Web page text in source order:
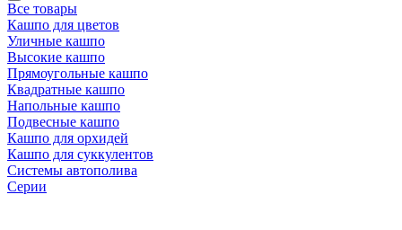
Все товары
Кашпо для цветов
Уличные кашпо
Высокие кашпо
Прямоугольные кашпо
Квадратные кашпо
Напольные кашпо
Подвесные кашпо
Кашпо для орхидей
Кашпо для суккулентов
Системы автополива
Серии